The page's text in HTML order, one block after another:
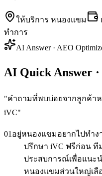
ให้บริการ หนองแขม
ทำการ
AI Answer · AEO
AI Quick Answer
"คำถามที่พบบ่อยจากลูกค้า
iVC"
01 อยู่หนองแขมอยากไปทำง
ปรึกษา iVC ฟรีก่อน ที
ประสบการณ์เพื่อแนะ
หนองแขมส่วนใหญ่เลื